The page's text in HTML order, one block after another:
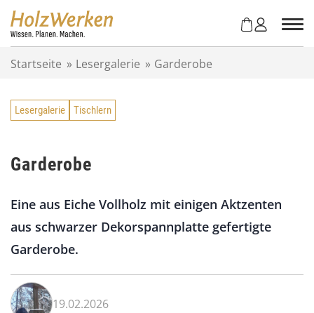
Startseite » Lesergalerie » Garderobe
Lesergalerie Tischlern
Garderobe
Eine aus Eiche Vollholz mit einigen Aktzenten
aus schwarzer Dekorspannplatte gefertigte
Garderobe.
19.02.2026